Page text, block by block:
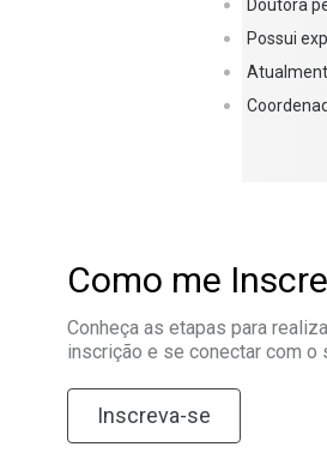
Gestão de
12 Operação nas
MÓDULO 7
13 Comunicação
Doutora
Possui
Como me
Conheça as etapas para
inscrição e se conectar com o
Inscreva-se